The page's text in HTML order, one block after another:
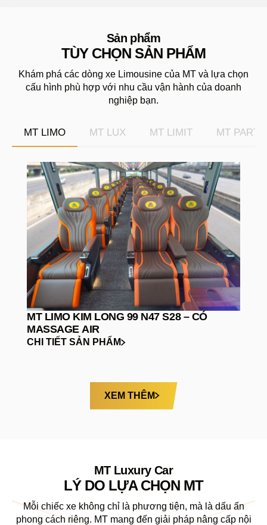
Sản phẩm
TÙY CHỌN SẢN PHẨM
Khám phá các dòng xe Limousine của MT và lựa chọn
cấu hình phù hợp với nhu cầu vận hành của doanh
nghiệp bạn.
MT LIMO MT LUX MT LIMIT MT PART
MT LIMO KIM LONG 99 N47 S28 – CÓ
MASSAGE AIR
CHI TIẾT SẢN PHẨM
XEM THÊM
MT Luxury Car
LÝ DO LỰA CHỌN MT
Mỗi chiếc xe không chỉ là phương tiện, mà là dấu ấn
phong cách riêng. MT mang đến giải pháp nâng cấp nội